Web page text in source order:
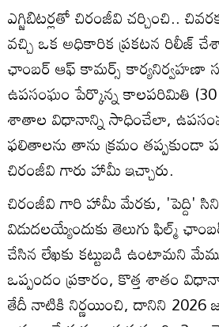
ఎగ్జిబిటర్లతో చిరంజీవి చర్చించి..
వచ్చి ఒక అధికారిక ప్రకటన రిలీజ్
ఛాంబర్ ఆఫ్ కామర్స్ కార్యనిర్వహణా
ఉపసంఘం పేర్కొన్న కాలపరిమితి
శాతాల విధానాన్ని సాధించేలా,
ఫలితాలను తాను క్రమం తప్పకుండా
చిరంజీవి గారు హామీ ఇచ్చారు.
చిరంజీవి గారి హామీ మేరకు, 'పెద్ది'
విడుదలయ్యేందుకు తెలుగు ఫిల్మ్
చేసిన లేఖకు కట్టుబడి ఉంటామని
ఒప్పందం ప్రకారం, కొత్త శాతం
తేదీ నాటికి నిర్ణయించి, దానిని 2026